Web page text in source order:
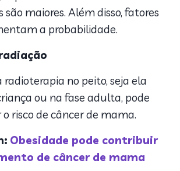
são maiores. Além disso, fatores
a probabilidade.
radioterapia no peito, seja ela
ou na fase adulta, pode
risco de câncer de mama.
Obesidade pode contribuir
de câncer de mama